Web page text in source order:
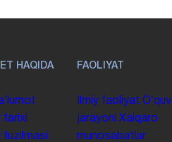
HAQIDA
tarixi
FAOLIYAT
Ilmiy faoliyat Oʻquv
jarayoni Xalqaro
munosabatlar